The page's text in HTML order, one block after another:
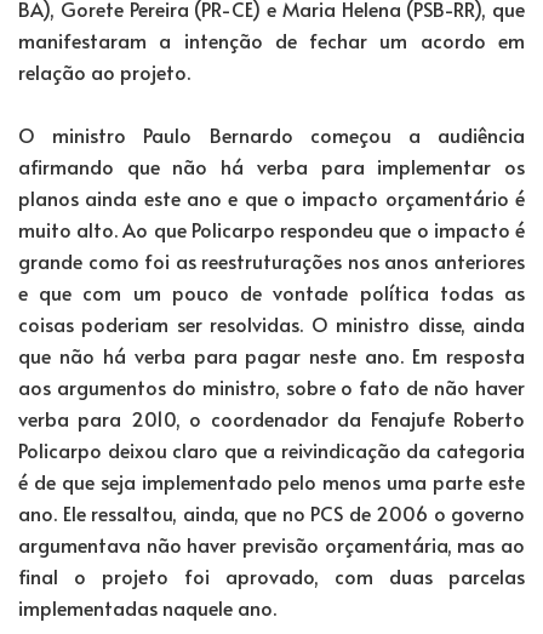
BA), Gorete Pereira (PR-CE) e Maria Helena (PSB-RR), que
manifestaram a intenção de fechar um acordo em
relação ao projeto.
O ministro Paulo Bernardo começou a audiência
afirmando que não há verba para implementar os
planos ainda este ano e que o impacto orçamentário é
muito alto. Ao que Policarpo respondeu que o impacto é
grande como foi as reestruturações nos anos anteriores
e que com um pouco de vontade política todas as
coisas poderiam ser resolvidas. O ministro disse, ainda
que não há verba para pagar neste ano. Em resposta
aos argumentos do ministro, sobre o fato de não haver
verba para 2010, o coordenador da Fenajufe Roberto
Policarpo deixou claro que a reivindicação da categoria
é de que seja implementado pelo menos uma parte este
ano. Ele ressaltou, ainda, que no PCS de 2006 o governo
argumentava não haver previsão orçamentária, mas ao
final o projeto foi aprovado, com duas parcelas
implementadas naquele ano.